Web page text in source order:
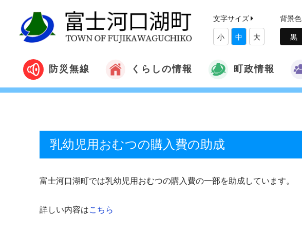
文字サイズ
小 中 大
背景色
防災無線 くらしの情報 町政情報
乳幼児用おむつの購入費の助成
富士河口湖町では乳幼児用おむつの購入費の一部を助成しています。
詳しい内容はこちら